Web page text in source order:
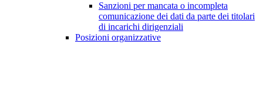
Sanzioni per mancata o incompleta
comunicazione dei dati da parte dei titolari
di incarichi dirigenziali
Posizioni organizzative